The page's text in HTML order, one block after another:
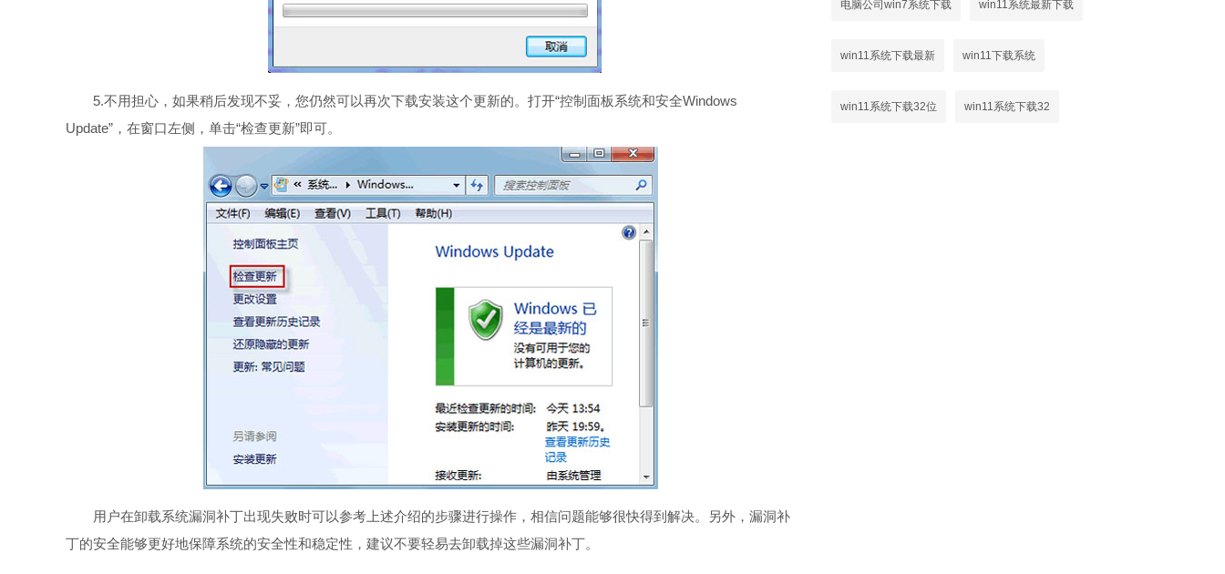
5.不用担心，如果稍后发现不妥，您仍然可以再次下载安装这个更新的。打开“控制面板系统和安全Windows
Update”，在窗口左侧，单击“检查更新”即可。
用户在卸载系统漏洞补丁出现失败时可以参考上述介绍的步骤进行操作，相信问题能够很快得到解决。另外，漏洞补
丁的安全能够更好地保障系统的安全性和稳定性，建议不要轻易去卸载掉这些漏洞补丁。
电脑公司win7系统下载 win11系统最新下载
win11系统下载最新 win11下载系统
win11系统下载32位 win11系统下载32